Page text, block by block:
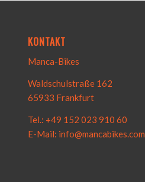
KONTAKT
Manca-Bikes
Waldschulstraße 162
65933 Frankfurt
Tel.: +49 152 023 910 60
E-Mail: info@mancabikes.com